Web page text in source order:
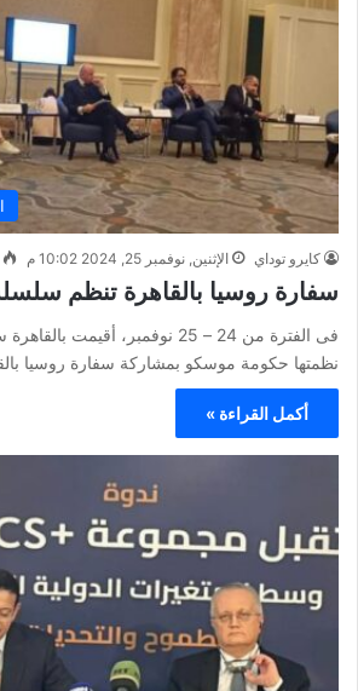
كايرو توداي الإثنين, نوفمبر 25, 2024 10:02 م
سفارة روسيا بالقاهرة تنظم
فى الفترة من 24 – 25 نوفمبر،
نظمتها حكومة موسكو بمشاركة سفارة روسيا
أكمل القراءة »